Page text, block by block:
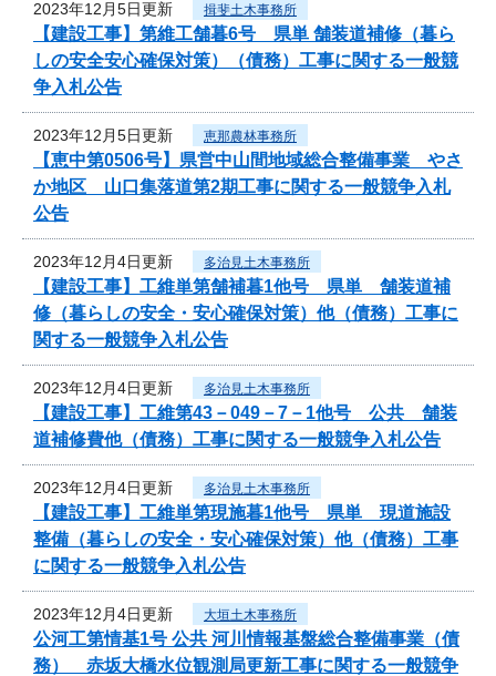
2023年12月5日更新 揖斐土木事務所
【建設工事】第維工舗暮6号 県単 舗装道補修（暮ら
しの安全安心確保対策）（債務）工事に関する一般競
争入札公告
2023年12月5日更新 恵那農林事務所
【恵中第0506号】県営中山間地域総合整備事業 やさ
か地区 山口集落道第2期工事に関する一般競争入札
公告
2023年12月4日更新 多治見土木事務所
【建設工事】工維単第舗補暮1他号 県単 舗装道補
修（暮らしの安全・安心確保対策）他（債務）工事に
関する一般競争入札公告
2023年12月4日更新 多治見土木事務所
【建設工事】工維第43－049－7－1他号 公共 舗装
道補修費他（債務）工事に関する一般競争入札公告
2023年12月4日更新 多治見土木事務所
【建設工事】工維単第現施暮1他号 県単 現道施設
整備（暮らしの安全・安心確保対策）他（債務）工事
に関する一般競争入札公告
2023年12月4日更新 大垣土木事務所
公河工第情基1号 公共 河川情報基盤総合整備事業（債
務） 赤坂大橋水位観測局更新工事に関する一般競争